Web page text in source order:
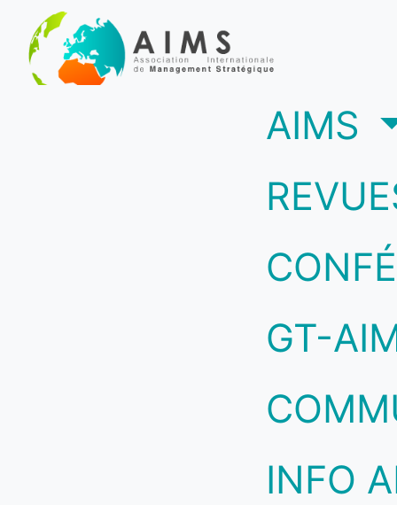
AIMS
GT-
INFO